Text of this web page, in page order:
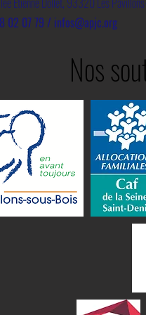
toit pour les
02 07 79 / infos@apjc.org
Nos